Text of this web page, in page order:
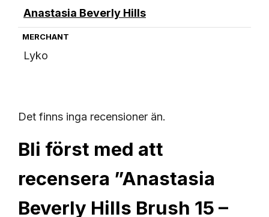
Anastasia Beverly Hills
MERCHANT
Lyko
Det finns inga recensioner än.
Bli först med att
recensera ”Anastasia
Beverly Hills Brush 15 –